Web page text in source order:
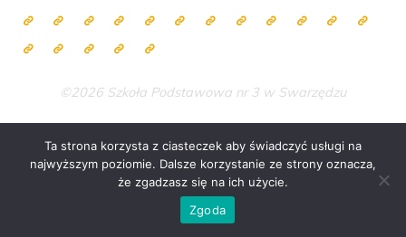
©2026 Szkoła Podstawowa nr 3 w Swarzędzu
Zasilane przezBravada& WordPress
Ta strona korzysta z ciasteczek aby świadczyć usługi na
najwyższym poziomie. Dalsze korzystanie ze strony oznacza,
że zgadzasz się na ich użycie.
Zgoda